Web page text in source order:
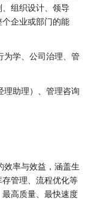
组织设计、领导
企业或部门的能
为学、公司治理、管
理助理）、管理咨询
效率与效益，涵盖生
管理、流程优化等
高质量、最快速度